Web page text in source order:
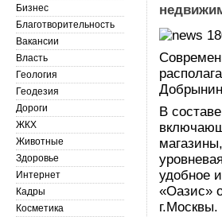
В
удобное
«Оазис»
Бизнес
Благотворительность
Вакансии
Власть
Геология
Геодезия
Дороги
ЖКХ
Животные
Здоровье
Интернет
Кадры
Косметика